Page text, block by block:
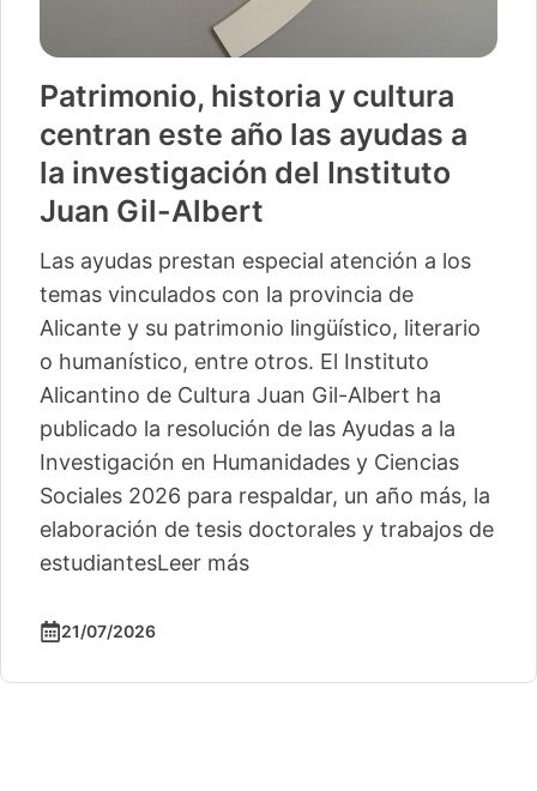
Patrimonio, historia y cultura
centran este año las ayudas a
la investigación del Instituto
Juan Gil-Albert
Las ayudas prestan especial atención a los
temas vinculados con la provincia de
Alicante y su patrimonio lingüístico, literario
o humanístico, entre otros. El Instituto
Alicantino de Cultura Juan Gil-Albert ha
publicado la resolución de las Ayudas a la
Investigación en Humanidades y Ciencias
Sociales 2026 para respaldar, un año más, la
elaboración de tesis doctorales y trabajos de
estudiantesLeer más
21/07/2026